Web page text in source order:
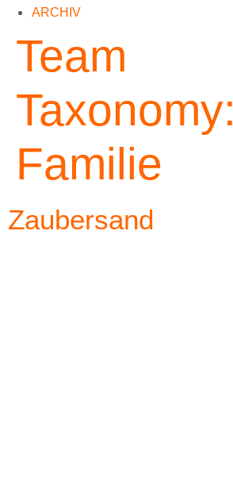
ARCHIV
Team
Taxonomy:
Familie
Zaubersand